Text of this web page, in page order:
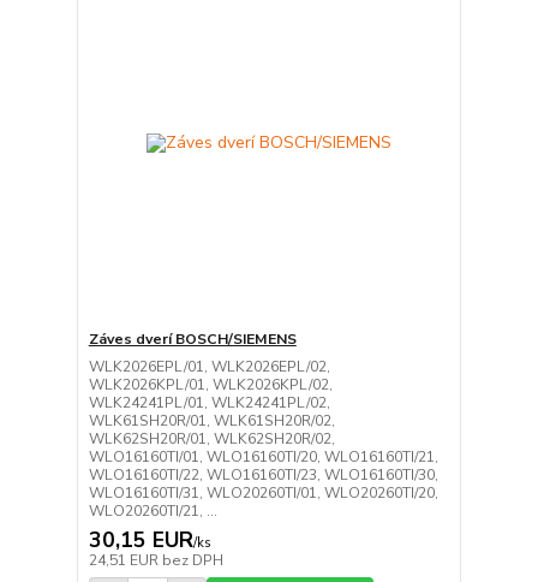
Záves dverí BOSCH/SIEMENS
WLK2026EPL/01, WLK2026EPL/02,
WLK2026KPL/01, WLK2026KPL/02,
WLK24241PL/01, WLK24241PL/02,
WLK61SH20R/01, WLK61SH20R/02,
WLK62SH20R/01, WLK62SH20R/02,
WLO16160TI/01, WLO16160TI/20, WLO16160TI/21,
WLO16160TI/22, WLO16160TI/23, WLO16160TI/30,
WLO16160TI/31, WLO20260TI/01, WLO20260TI/20,
WLO20260TI/21, ...
30,15 EUR/ks
24,51 EUR bez DPH